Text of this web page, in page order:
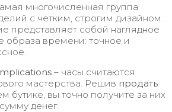
многочисленная группа
с четким, строгим дизайном.
представляет собой наглядное
образа времени: точное и
– часы считаются
мастерства. Решив продать
бутике, вы точно получите за них
денег.